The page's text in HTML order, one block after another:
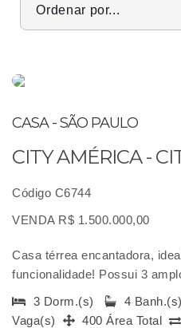
CASA - SÃO PAULO
CITY AMÉRICA -
Código C6744
VENDA R$ 1.500.000,00
Casa térrea encantadora,
funcionalidade! Possui 3
3 Dorm.(s)
4
Vaga(s)
400 Área Total